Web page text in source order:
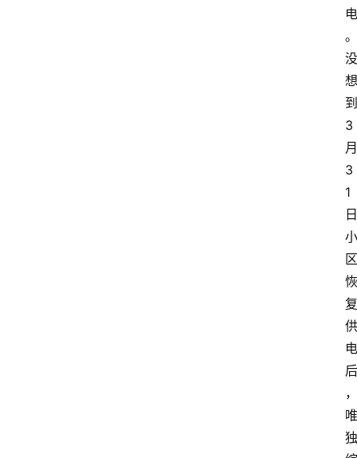
电
。
没
想
到
3
月
3
1
日
小
区
恢
复
供
电
后
，
唯
独